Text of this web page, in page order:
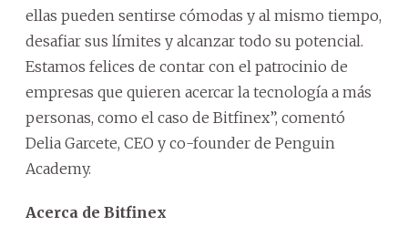
ellas pueden sentirse cómodas y al mismo tiempo,
desafiar sus límites y alcanzar todo su potencial.
Estamos felices de contar con el patrocinio de
empresas que quieren acercar la tecnología a más
personas, como el caso de Bitfinex”, comentó
Delia Garcete, CEO y co-founder de Penguin
Academy.
Acerca de Bitfinex